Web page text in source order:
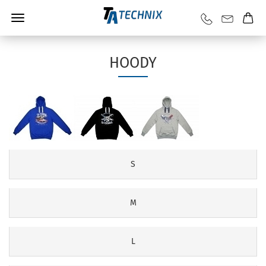
HOODY
S
M
L